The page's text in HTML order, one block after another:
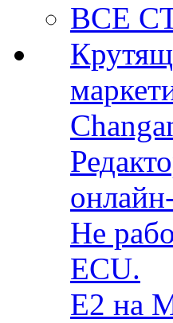
ВСЕ
Не
ECU.
E2 на